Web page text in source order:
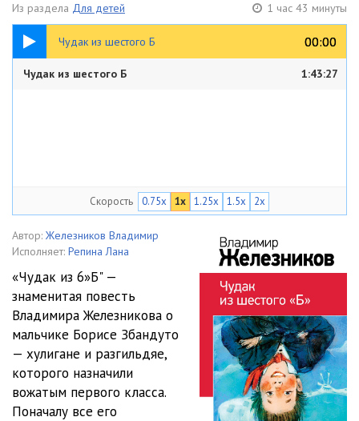
Из раздела Для детей 1 час 43 минуты
Чудак из шестого Б 00:00
00:00
1:43:27
Чудак из шестого Б 1:43:27
Скорость 0.75x 1x 1.25x 1.5x 2x
Автор: Железников Владимир
Исполняет: Репина Лана
«Чудак из 6»Б" —
знаменитая повесть
Владимира Железникова о
мальчике Борисе Збандуто
— хулигане и разгильдяе,
которого назначили
вожатым первого класса.
Поначалу все его